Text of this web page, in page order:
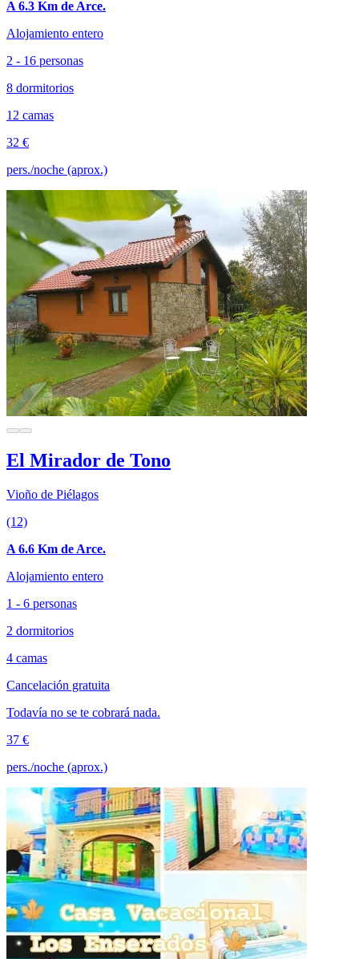
A 6.3 Km de Arce.
Alojamiento entero
2 - 16 personas
8 dormitorios
12 camas
32 €
pers./noche (aprox.)
El Mirador de Tono
Vioño de Piélagos
(12)
A 6.6 Km de Arce.
Alojamiento entero
1 - 6 personas
2 dormitorios
4 camas
Cancelación gratuita
Todavía no se te cobrará nada.
37 €
pers./noche (aprox.)